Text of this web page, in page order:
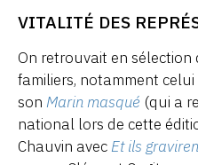
VITALITÉ DES
On retrouvait en
familiers, notamment
son Marin masqué (qui a
national lors de cette
Chauvin avecEt ils